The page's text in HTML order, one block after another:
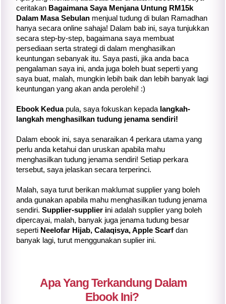
ceritakan Bagaimana Saya Menjana Untung RM15k
Dalam Masa Sebulan menjual tudung di bulan Ramadhan
hanya secara online sahaja! Dalam bab ini, saya tunjukkan
secara step-by-step, bagaimana saya membuat
persediaan serta strategi di dalam menghasilkan
keuntungan sebanyak itu. Saya pasti, jika anda baca
pengalaman saya ini, anda juga boleh buat seperti yang
saya buat, malah, mungkin lebih baik dan lebih banyak lagi
keuntungan yang akan anda perolehi! :)
Ebook Keduapula, saya fokuskan kepada langkah-
langkah menghasilkan tudung jenama sendiri!
Dalam ebook ini, saya senaraikan 4 perkara utama yang
perlu anda ketahui dan uruskan apabila mahu
menghasilkan tudung jenama sendiri! Setiap perkara
tersebut, saya jelaskan secara terperinci.
Malah, saya turut berikan maklumat supplier yang boleh
anda gunakan apabila mahu menghasilkan tudung jenama
sendiri. Supplier-supplier ini adalah supplier yang boleh
dipercayai, malah, banyak juga jenama tudung besar
seperti Neelofar Hijab, Calaqisya, Apple Scarf dan
banyak lagi, turut menggunakan suplier ini.
Apa Yang Terkandung Dalam
Ebook Ini?